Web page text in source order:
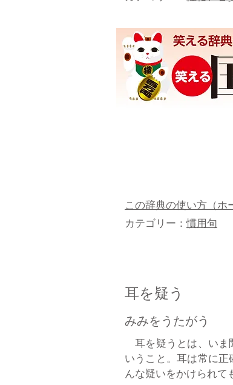
この辞典の使い方（ホ
カテゴリー：慣用句
耳を疑う
みみをうたがう
耳を疑うとは、いま
いうこと。耳は常に
んな疑いをかけられ